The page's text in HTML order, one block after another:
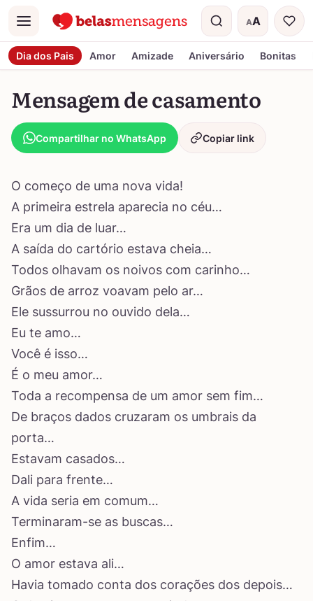
Menu AA
Tamanho do
Dia dos Pais Amor Amizade Aniversário Bonitas
Mensagem de casamento
Compartilhar no WhatsApp Copiar link
O começo de uma nova vida!
A primeira estrela aparecia no céu…
Era um dia de luar…
A saída do cartório estava cheia…
Todos olhavam os noivos com carinho…
Grãos de arroz voavam pelo ar…
Ele sussurrou no ouvido dela…
Eu te amo…
Você é isso…
É o meu amor…
Toda a recompensa de um amor sem fim…
De braços dados cruzaram os umbrais da
porta…
Estavam casados…
Dali para frente…
A vida seria em comum…
Terminaram-se as buscas…
Enfim…
O amor estava ali…
Havia tomado conta dos corações dos depois…